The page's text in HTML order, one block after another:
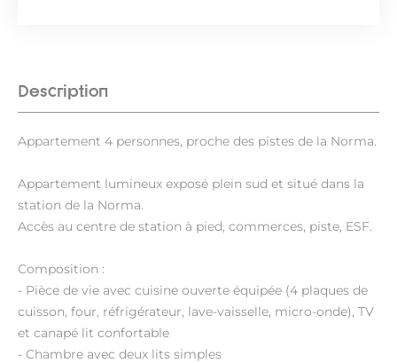
Description
Appartement 4 personnes, proche des pistes de la Norma.
Appartement lumineux exposé plein sud et situé dans la
station de la Norma.
Accès au centre de station à pied, commerces, piste, ESF.
Composition :
- Pièce de vie avec cuisine ouverte équipée (4 plaques de
cuisson, four, réfrigérateur, lave-vaisselle, micro-onde), TV
et canapé lit confortable
- Chambre avec deux lits simples